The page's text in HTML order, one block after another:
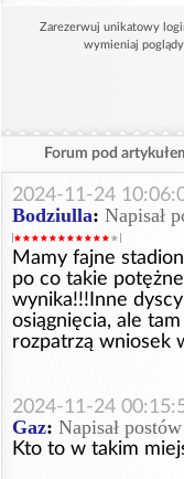
Zarezerwuj unikatowy
wymieniaj poglądy
Forum pod
2024-11-24
Bodziulla: Napisał
Mamy fajne
po co takie
wynika!!!Inne
osiągnięcia, ale
rozpatrzą wniosek
2024-11-24
Gaz: Napisał
Kto to w takim